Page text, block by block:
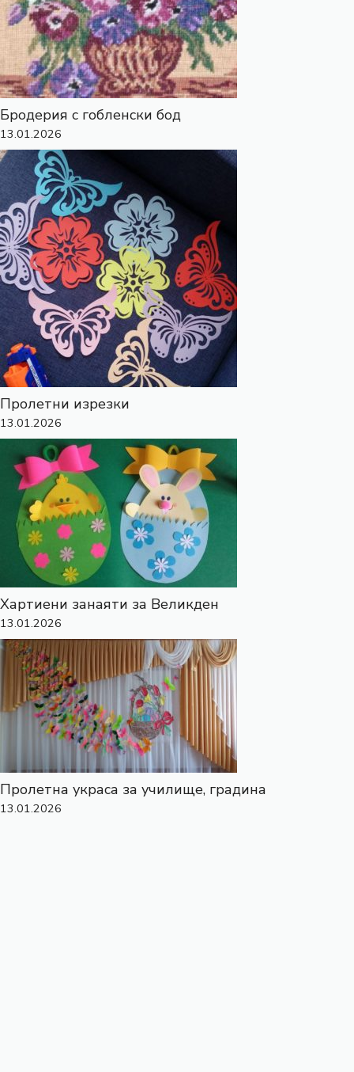
Бродерия с гобленски бод
13.01.2026
Пролетни изрезки
13.01.2026
Хартиени занаяти за Великден
13.01.2026
Пролетна украса за училище, градина
13.01.2026